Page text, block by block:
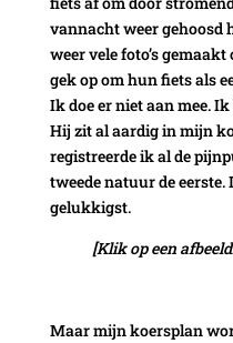
vannacht weer gehoosd
weer vele foto’s
gek op om hun fiets als
Ik doe er niet aan mee.
Hij zit al aardig in mijn
registreerde ik al de
tweede natuur de eerste.
gelukkigst.
[Klik op een
Maar mijn koersplan